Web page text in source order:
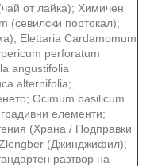
от лайка); Химичен
(севилски портокал);
Elettaria Cardamomum
perforatum
angustifolia
alternifolia;
Ocimum basilicum
елементи;
(Храна / Подправки
(Джинджифил);
разтвор на